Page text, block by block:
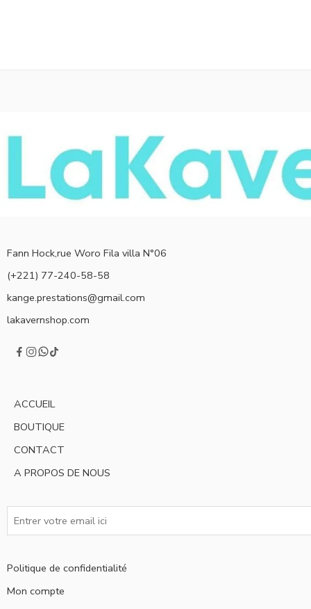
Fann Hock,rue Woro Fila villa N°06
(+221) 77-240-58-58
kange.prestations@gmail.com
lakavernshop.com
ACCUEIL
BOUTIQUE
CONTACT
A PROPOS DE NOUS
Politique de confidentialité
Mon compte